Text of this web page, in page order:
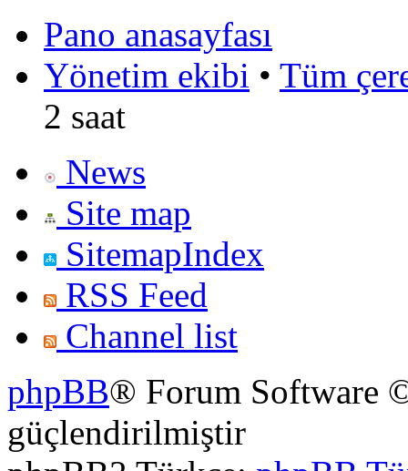
Pano anasayfası
Yönetim ekibi • Tüm
2 saat
News
Site map
SitemapIndex
RSS Feed
Channel list
phpBB® Forum Software
güçlendirilmiştir